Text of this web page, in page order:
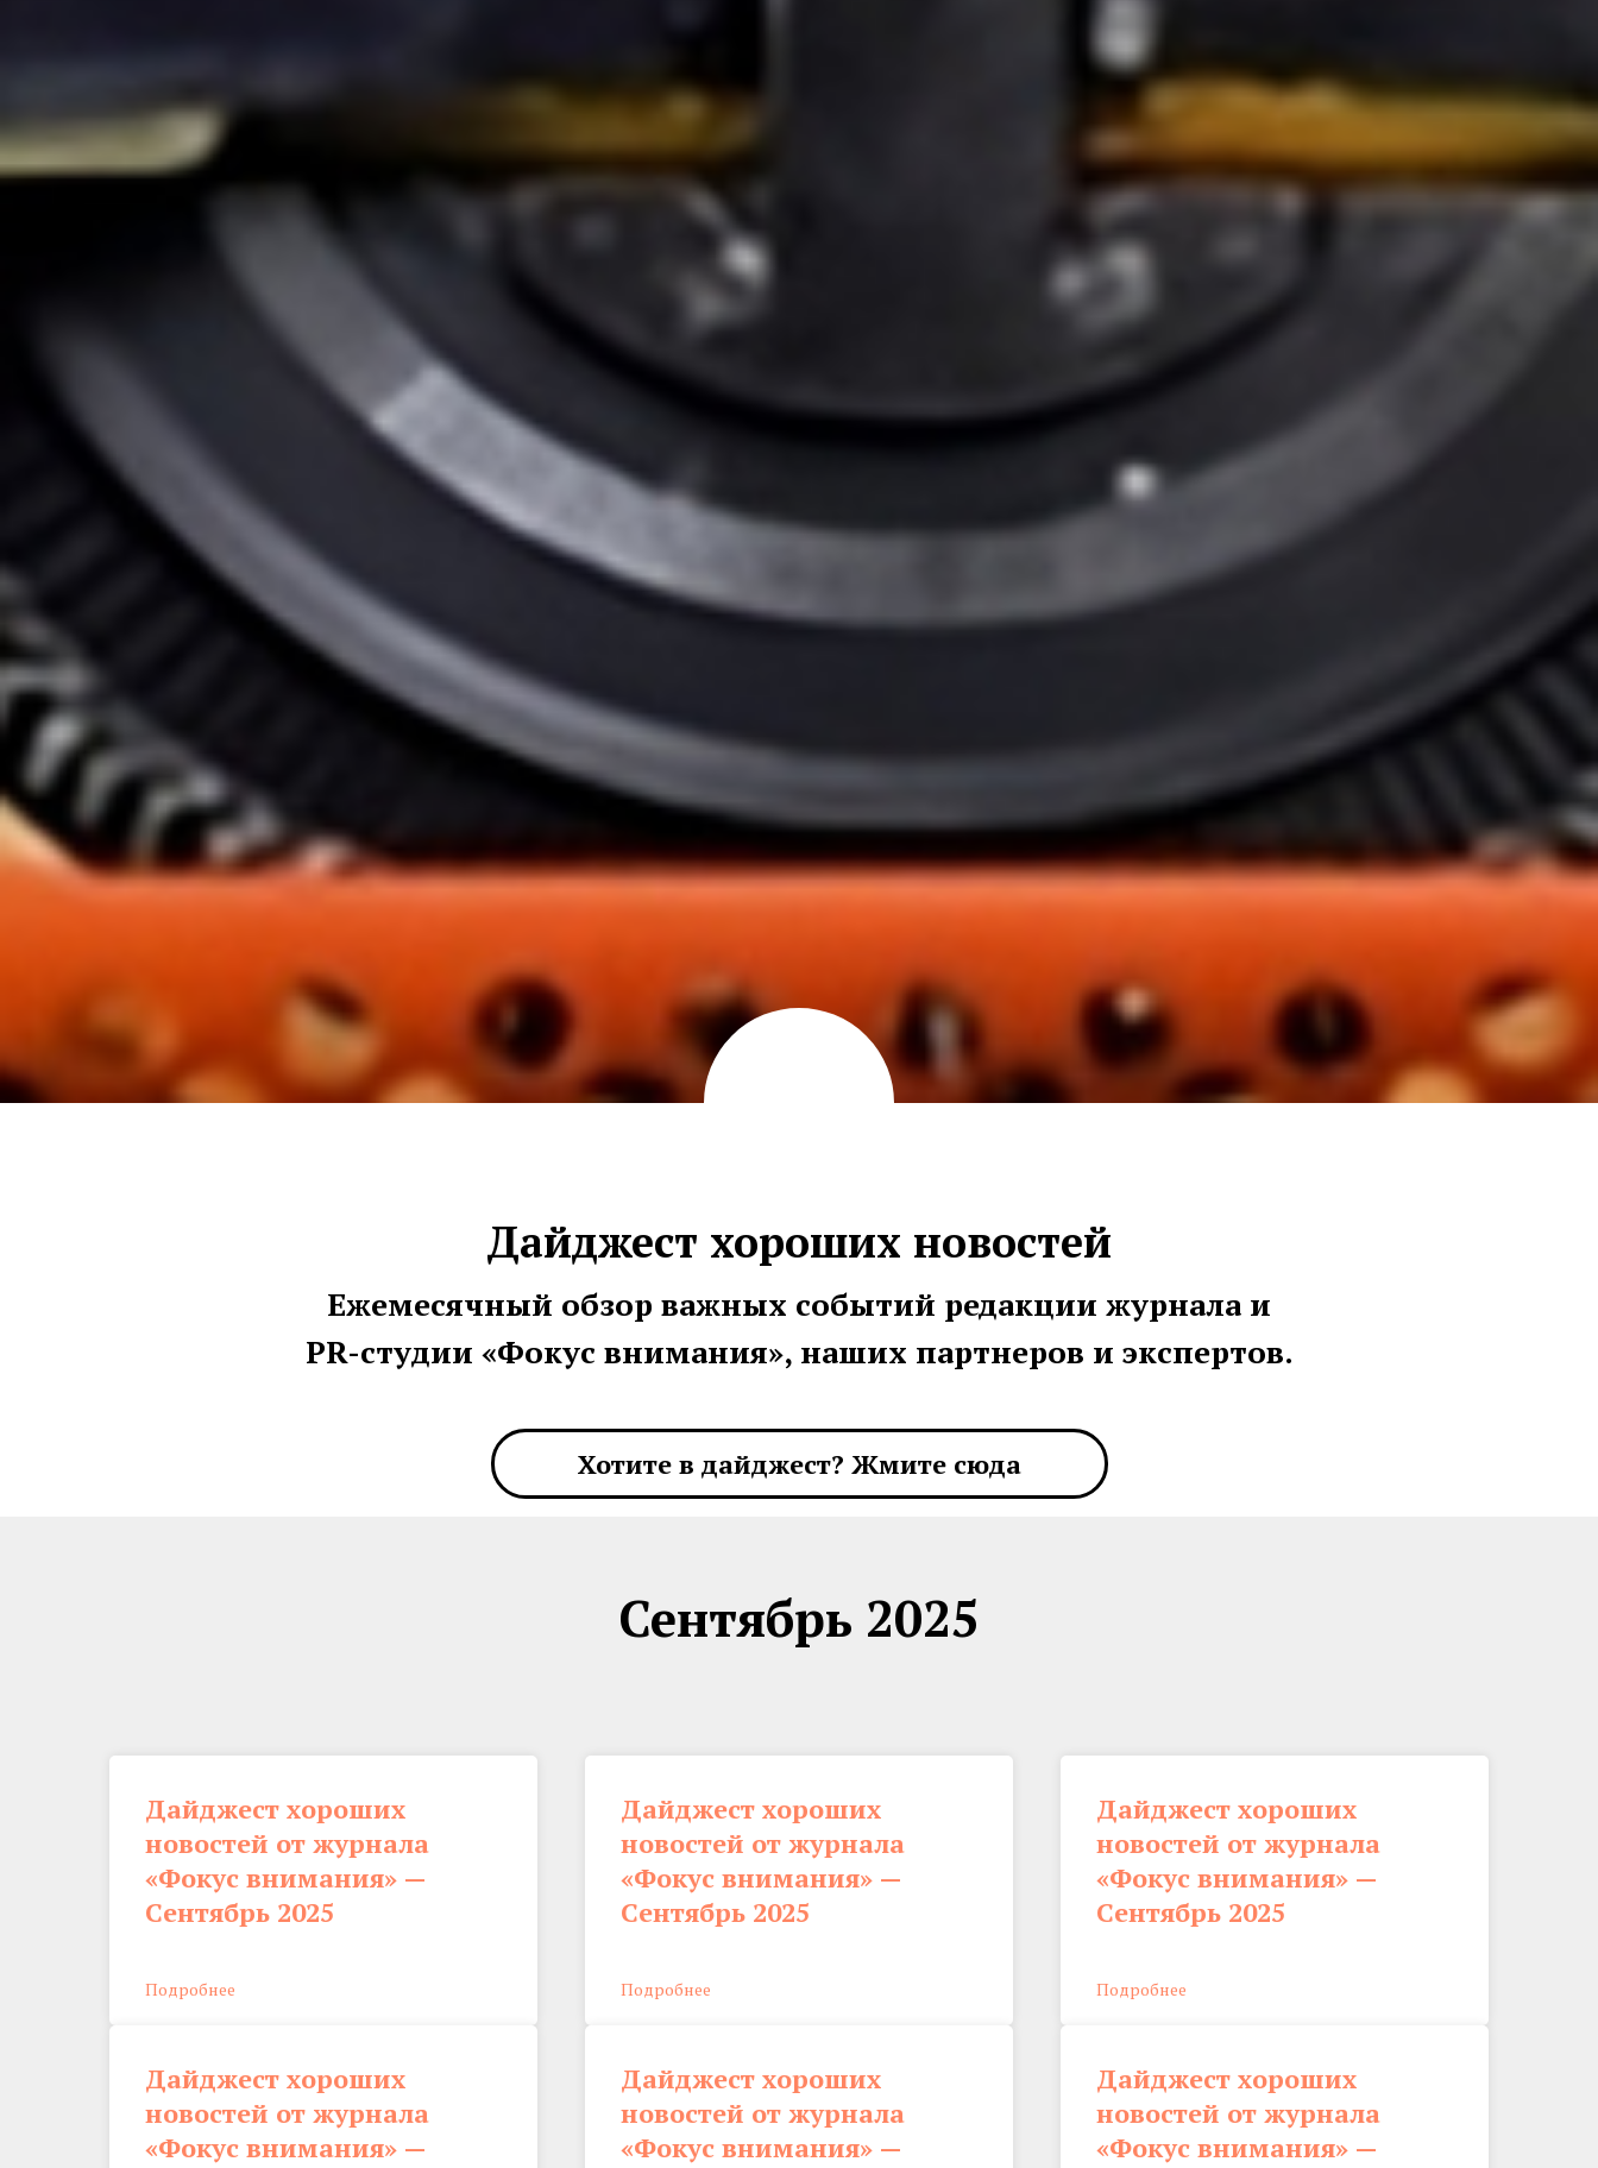
Дайджест хороших новостей
Ежемесячный обзор важных событий редакции журнала и
PR-студии «Фокус внимания», наших партнеров и экспертов.
Хотите в дайджест? Жмите сюда
Сентябрь 2025
Дайджест хороших
новостей от журнала
«Фокус внимания» —
Сентябрь 2025
Подробнее
Дайджест хороших
новостей от журнала
«Фокус внимания» —
Сентябрь 2025
Подробнее
Дайджест хороших
новостей от журнала
«Фокус внимания» —
Сентябрь 2025
Подробнее
Дайджест хороших
новостей от журнала
«Фокус внимания» —
Дайджест хороших
новостей от журнала
«Фокус внимания» —
Дайджест хороших
новостей от журнала
«Фокус внимания» —